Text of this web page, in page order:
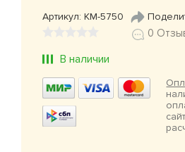
Артикул: КМ-5750
0
В наличии